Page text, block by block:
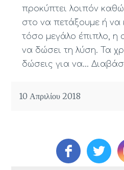
προκύπτει λοιπόν
στο να πετάξουμε ή να
τόσο μεγάλο έπιπλο, η
να δώσει τη λύση. Τα
δώσεις για να…
10 Απριλίου 2018